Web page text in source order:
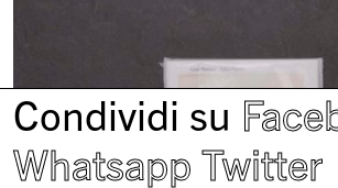
Condividi su
Whatsapp Twitter